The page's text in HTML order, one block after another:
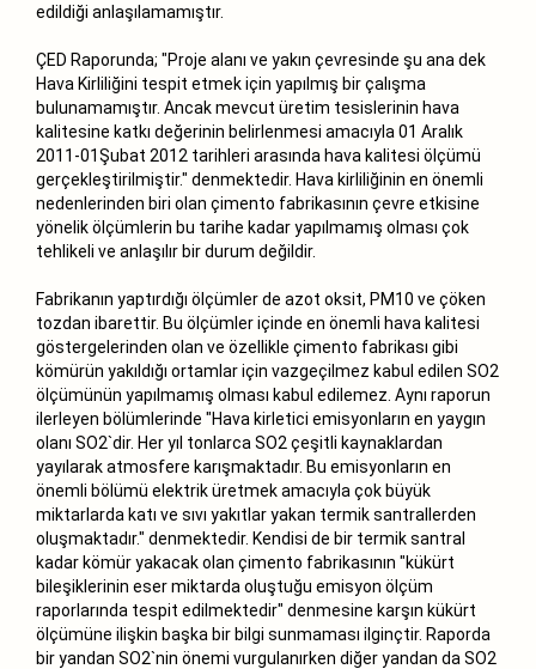
edildiği anlaşılamamıştır.
ÇED Raporunda; "Proje alanı ve yakın çevresinde şu ana dek
Hava Kirliliğini tespit etmek için yapılmış bir çalışma
bulunamamıştır. Ancak mevcut üretim tesislerinin hava
kalitesine katkı değerinin belirlenmesi amacıyla 01 Aralık
2011-01Şubat 2012 tarihleri arasında hava kalitesi ölçümü
gerçekleştirilmiştir." denmektedir. Hava kirliliğinin en önemli
nedenlerinden biri olan çimento fabrikasının çevre etkisine
yönelik ölçümlerin bu tarihe kadar yapılmamış olması çok
tehlikeli ve anlaşılır bir durum değildir.
Fabrikanın yaptırdığı ölçümler de azot oksit, PM10 ve çöken
tozdan ibarettir. Bu ölçümler içinde en önemli hava kalitesi
göstergelerinden olan ve özellikle çimento fabrikası gibi
kömürün yakıldığı ortamlar için vazgeçilmez kabul edilen SO2
ölçümünün yapılmamış olması kabul edilemez. Aynı raporun
ilerleyen bölümlerinde "Hava kirletici emisyonların en yaygın
olanı SO2`dir. Her yıl tonlarca SO2 çeşitli kaynaklardan
yayılarak atmosfere karışmaktadır. Bu emisyonların en
önemli bölümü elektrik üretmek amacıyla çok büyük
miktarlarda katı ve sıvı yakıtlar yakan termik santrallerden
oluşmaktadır." denmektedir. Kendisi de bir termik santral
kadar kömür yakacak olan çimento fabrikasının "kükürt
bileşiklerinin eser miktarda oluştuğu emisyon ölçüm
raporlarında tespit edilmektedir" denmesine karşın kükürt
ölçümüne ilişkin başka bir bilgi sunmaması ilginçtir. Raporda
bir yandan SO2`nin önemi vurgulanırken diğer yandan da SO2